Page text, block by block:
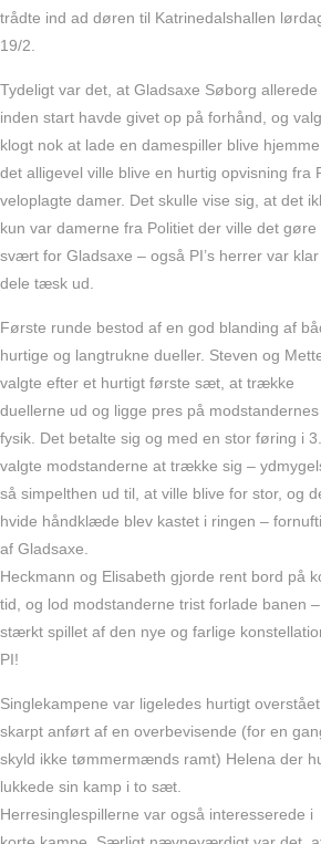
trådte ind ad døren til Katrinedalshallen
19/2.
Tydeligt var det, at Gladsaxe Søborg allerede
inden start havde givet op på forhånd, og
klogt nok at lade en damespiller blive
det alligevel ville blive en hurtig opvisning fra
veloplagte damer. Det skulle vise sig, at det
kun var damerne fra Politiet der ville det gøre
svært for Gladsaxe – også PI’s herrer var
dele tæsk ud.
Første runde bestod af en god blanding af
hurtige og langtrukne dueller. Steven og
valgte efter et hurtigt første sæt, at trække
duellerne ud og ligge pres på modstandernes
fysik. Det betalte sig og med en stor føring i
valgte modstanderne at trække sig –
så simpelthen ud til, at ville blive for stor, og
hvide håndklæde blev kastet i ringen –
af Gladsaxe.
Heckmann og Elisabeth gjorde rent bord på
tid, og lod modstanderne trist forlade banen –
stærkt spillet af den nye og farlige
PI!
Singlekampene var ligeledes hurtigt overstået
skarpt anført af en overbevisende (for en
skyld ikke tømmermænds ramt) Helena der
lukkede sin kamp i to sæt.
Herresinglespillerne var også interesserede i